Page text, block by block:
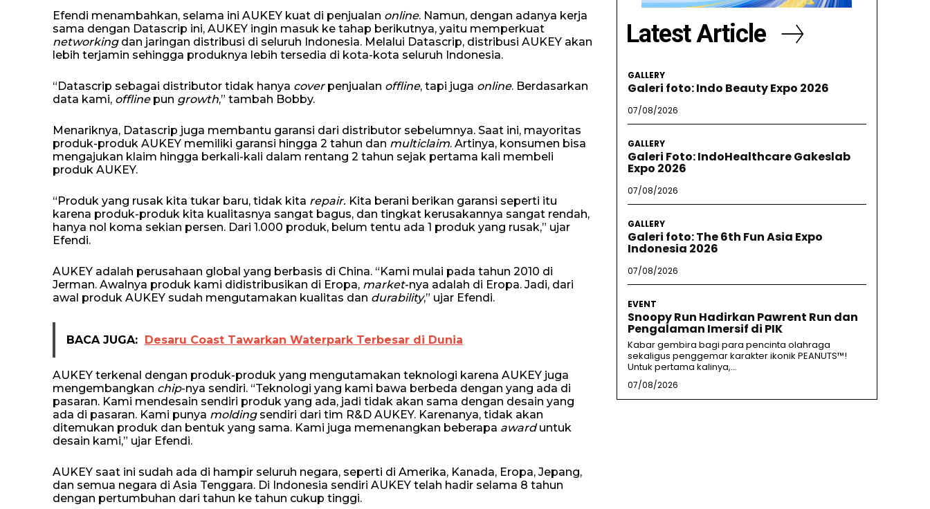
Efendi menambahkan, selama ini AUKEY kuat di penjualan online. Namun, dengan adanya kerja
sama dengan Datascrip ini, AUKEY ingin masuk ke tahap berikutnya, yaitu memperkuat
networkingdan jaringan distribusi di seluruh Indonesia. Melalui Datascrip, distribusi AUKEY akan
lebih terjamin sehingga produknya lebih tersedia di kota-kota seluruh Indonesia.
“Datascrip sebagai distributor tidak hanya coverpenjualan offline, tapi juga online. Berdasarkan
data kami, offlinepun growth,” tambah Bobby.
Menariknya, Datascrip juga membantu garansi dari distributor sebelumnya. Saat ini, mayoritas
produk-produk AUKEY memiliki garansi hingga 2 tahun dan multiclaim. Artinya, konsumen bisa
mengajukan klaim hingga berkali-kali dalam rentang 2 tahun sejak pertama kali membeli
produk AUKEY.
“Produk yang rusak kita tukar baru, tidak kita repair. Kita berani berikan garansi seperti itu
karena produk-produk kita kualitasnya sangat bagus, dan tingkat kerusakannya sangat rendah,
hanya nol koma sekian persen. Dari 1.000 produk, belum tentu ada 1 produk yang rusak,” ujar
Efendi.
AUKEY adalah perusahaan global yang berbasis di China. “Kami mulai pada tahun 2010 di
Jerman. Awalnya produk kami didistribusikan di Eropa, market-nya adalah di Eropa. Jadi, dari
awal produk AUKEY sudah mengutamakan kualitas dan durability,” ujar Efendi.
BACA JUGA: Desaru Coast Tawarkan Waterpark Terbesar di Dunia
AUKEY terkenal dengan produk-produk yang mengutamakan teknologi karena AUKEY juga
mengembangkan chip-nya sendiri. “Teknologi yang kami bawa berbeda dengan yang ada di
pasaran. Kami mendesain sendiri produk yang ada, jadi tidak akan sama dengan desain yang
ada di pasaran. Kami punya moldingsendiri dari tim R&D AUKEY. Karenanya, tidak akan
ditemukan produk dan bentuk yang sama. Kami juga memenangkan beberapa awarduntuk
desain kami,” ujar Efendi.
AUKEY saat ini sudah ada di hampir seluruh negara, seperti di Amerika, Kanada, Eropa, Jepang,
dan semua negara di Asia Tenggara. Di Indonesia sendiri AUKEY telah hadir selama 8 tahun
dengan pertumbuhan dari tahun ke tahun cukup tinggi.
Latest Article
GALLERY
Galeri foto: Indo Beauty Expo 2026
07/08/2026
GALLERY
Galeri Foto: IndoHealthcare Gakeslab
Expo 2026
07/08/2026
GALLERY
Galeri foto: The 6th Fun Asia Expo
Indonesia 2026
07/08/2026
EVENT
Snoopy Run Hadirkan Pawrent Run dan
Pengalaman Imersif di PIK
Kabar gembira bagi para pencinta olahraga
sekaligus penggemar karakter ikonik PEANUTS™!
Untuk pertama kalinya,...
07/08/2026